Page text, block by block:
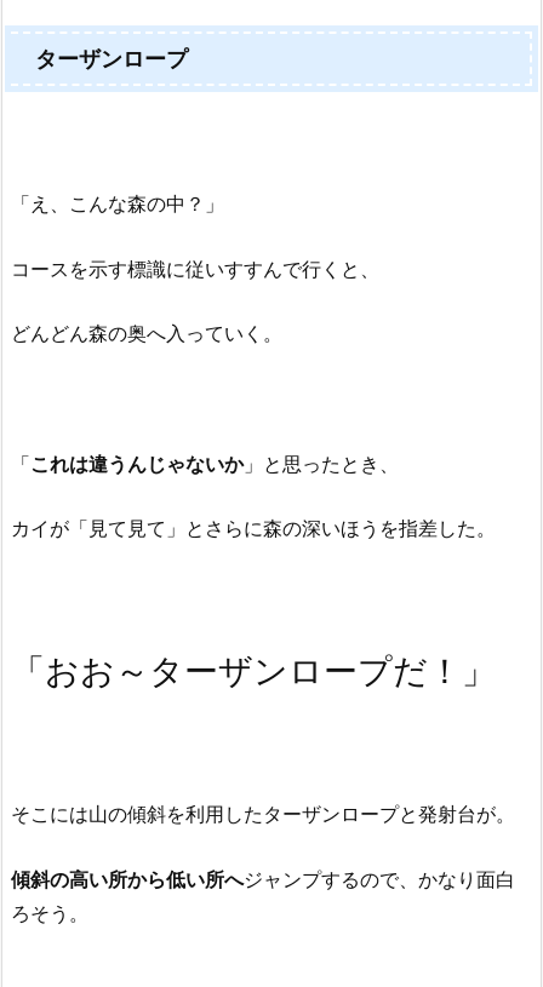
ターザンロープ
「え、こんな森の中？」
コースを示す標識に従いすすんで行くと、
どんどん森の奥へ入っていく。
「これは違うんじゃないか」と思ったとき、
カイが「見て見て」とさらに森の深いほうを指差した。
「おお～ターザンロープだ！」
そこには山の傾斜を利用したターザンロープと発射台が。
傾斜の高い所から低い所へジャンプするので、かなり面白
ろそう。